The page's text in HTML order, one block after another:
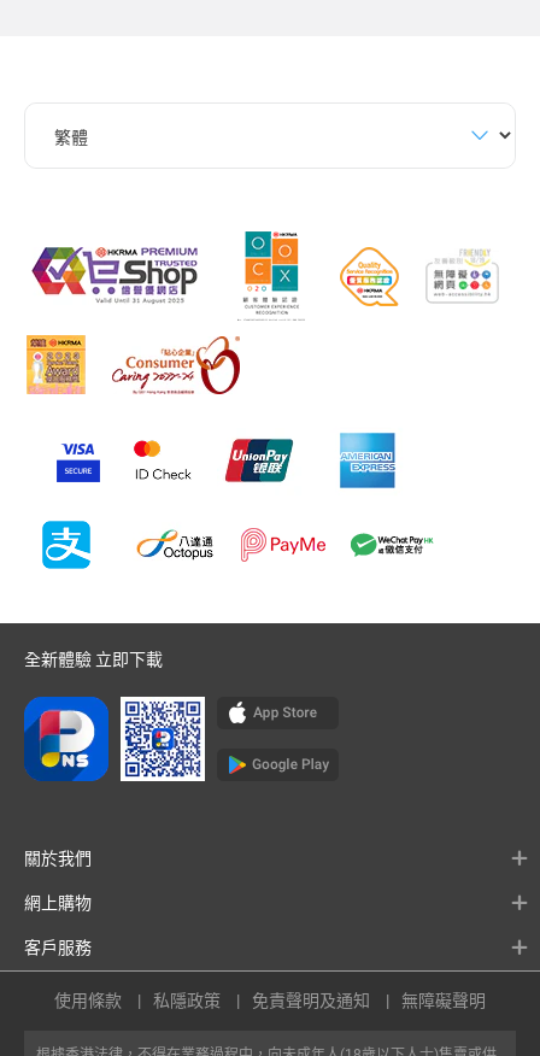
全新體驗 立即下載
關於我們
網上購物
客戶服務
使用條款 私隱政策 免責聲明及通知 無障礙聲明